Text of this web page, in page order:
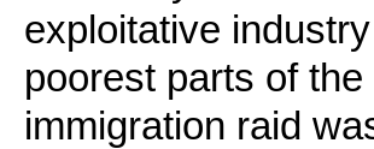
exploitative
poorest parts of
immigration raid